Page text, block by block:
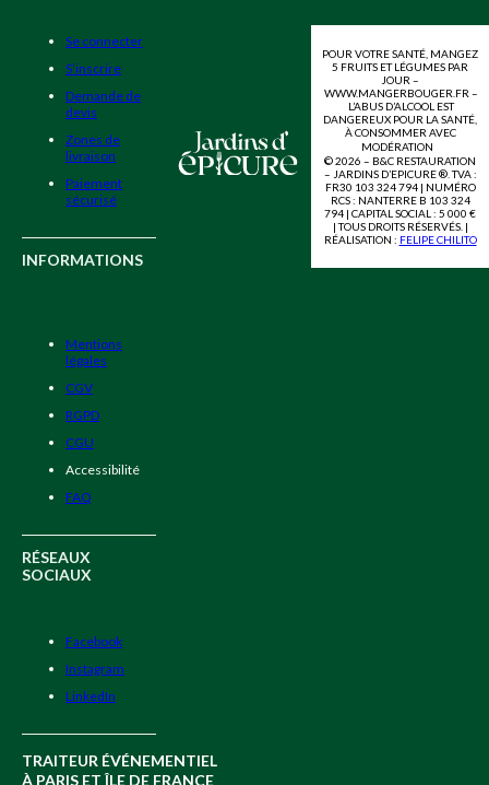
Se connecter
S’inscrire
Demande de
devis
Zones de
livraison
Paiement
sécurisé
INFORMATIONS
Mentions
légales
CGV
RGPD
CGU
Accessibilité
FAQ
RÉSEAUX
SOCIAUX
Facebook
Instagram
LinkedIn
TRAITEUR ÉVÉNEMENTIEL
À PARIS ET ÎLE DE FRANCE
POUR VOTRE SANTÉ, MANGEZ
5 FRUITS ET LÉGUMES PAR
JOUR –
WWW.MANGERBOUGER.FR –
L’ABUS D’ALCOOL EST
DANGEREUX POUR LA SANTÉ,
À CONSOMMER AVEC
MODÉRATION
© 2026 – B&C RESTAURATION
– JARDINS D’EPICURE ®. TVA :
FR30 103 324 794 | NUMÉRO
RCS : NANTERRE B 103 324
794 | CAPITAL SOCIAL : 5 000 €
| TOUS DROITS RÉSERVÉS. |
RÉALISATION : FELIPE CHILITO